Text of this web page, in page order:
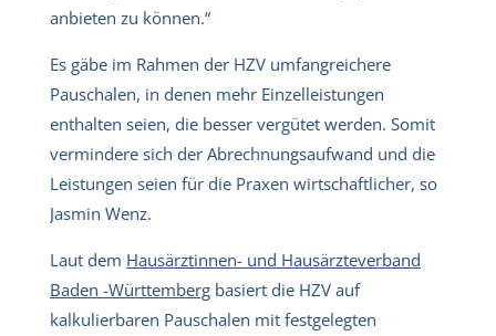
anbieten zu können.“
Es gäbe im Rahmen der HZV umfangreichere
Pauschalen, in denen mehr Einzelleistungen
enthalten seien, die besser vergütet werden. Somit
vermindere sich der Abrechnungsaufwand und die
Leistungen seien für die Praxen wirtschaftlicher, so
Jasmin Wenz.
Laut dem Hausärztinnen- und Hausärzteverband
Baden -Württemberg basiert die HZV auf
kalkulierbaren Pauschalen mit festgelegten